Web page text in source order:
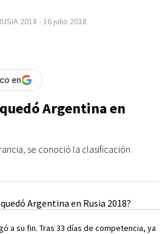
2018 - 16 julio 2018
en
Argentina en
se conoció la clasificación
a su fin. Tras 33 días de competencia, ya